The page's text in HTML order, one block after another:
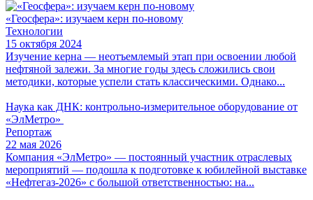
«Геосфера»: изучаем керн по-новому
Технологии
15 октября 2024
Изучение керна ― неотъемлемый этап при освоении любой
нефтяной залежи. За многие годы здесь сложились свои
методики, которые успели стать классическими. Однако...
Наука как ДНК: контрольно-измерительное оборудование от
«ЭлМетро»
Репортаж
22 мая 2026
Компания «ЭлМетро» — постоянный участник отраслевых
мероприятий — подошла к подготовке к юбилейной выставке
«Нефтегаз-2026» с большой ответственностью: на...